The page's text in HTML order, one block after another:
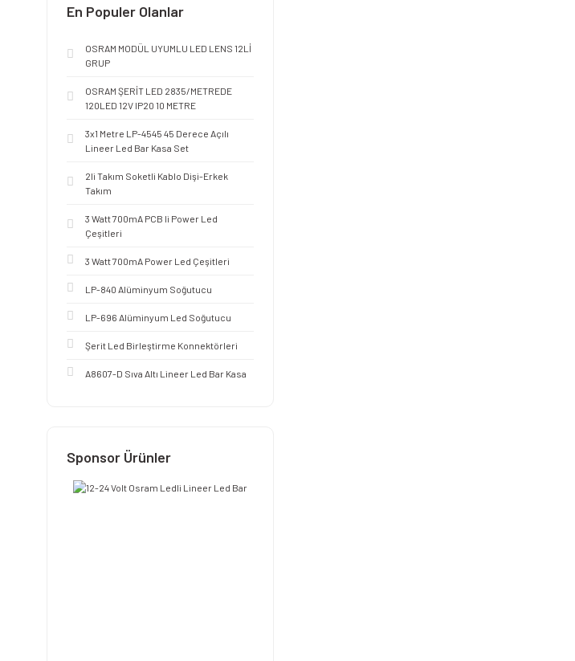
En Populer Olanlar
OSRAM MODÜL UYUMLU LED LENS 12Lİ
GRUP
OSRAM ŞERİT LED 2835/METREDE
120LED 12V IP20 10 METRE
3x1 Metre LP-4545 45 Derece Açılı
Lineer Led Bar Kasa Set
2li Takım Soketli Kablo Dişi-Erkek
Takım
3 Watt 700mA PCB li Power Led
Çeşitleri
3 Watt 700mA Power Led Çeşitleri
LP-840 Alüminyum Soğutucu
LP-696 Alüminyum Led Soğutucu
Şerit Led Birleştirme Konnektörleri
A8607-D Sıva Altı Lineer Led Bar Kasa
Sponsor Ürünler